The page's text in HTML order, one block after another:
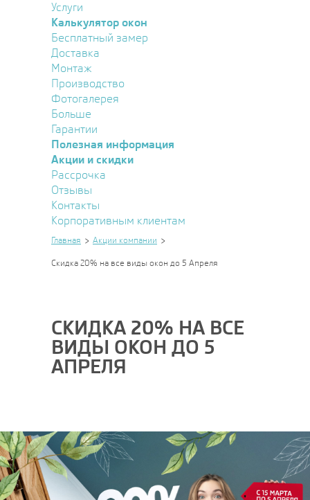
Услуги
Калькулятор окон
Бесплатный замер
Доставка
Монтаж
Производство
Фотогалерея
Больше
Гарантии
Полезная информация
Акции и скидки
Рассрочка
Отзывы
Контакты
Корпоративным клиентам
Главная Акции компании
Скидка 20% на все виды окон до 5 Апреля
СКИДКА 20% НА ВСЕ
ВИДЫ ОКОН ДО 5
АПРЕЛЯ